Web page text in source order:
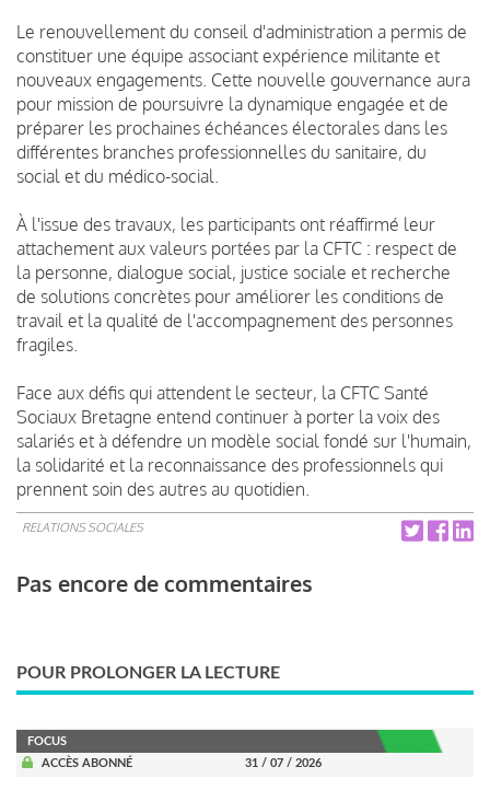
Le renouvellement du conseil d'administration a permis de
constituer une équipe associant expérience militante et
nouveaux engagements. Cette nouvelle gouvernance aura
pour mission de poursuivre la dynamique engagée et de
préparer les prochaines échéances électorales dans les
différentes branches professionnelles du sanitaire, du
social et du médico-social.
À l'issue des travaux, les participants ont réaffirmé leur
attachement aux valeurs portées par la CFTC : respect de
la personne, dialogue social, justice sociale et recherche
de solutions concrètes pour améliorer les conditions de
travail et la qualité de l'accompagnement des personnes
fragiles.
Face aux défis qui attendent le secteur, la CFTC Santé
Sociaux Bretagne entend continuer à porter la voix des
salariés et à défendre un modèle social fondé sur l'humain,
la solidarité et la reconnaissance des professionnels qui
prennent soin des autres au quotidien.
RELATIONS SOCIALES
Pas encore de commentaires
POUR PROLONGER LA LECTURE
FOCUS
ACCÈS ABONNÉ
31 / 07 / 2026